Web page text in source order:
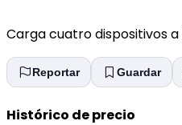
Carga cuatro dispositivos
Reportar Guardar
Histórico de precio